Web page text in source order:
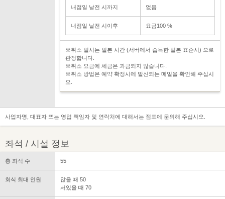
내점일 날전 시까지 없음
내점일 날전 시이후 요금100 %
※취소 일시는 일본 시간 (서버에서 습득한 일본 표준시) 으로
판정합니다.
※취소 요금에 세금은 과금되지 않습니다.
※취소 방법은 예약 확정시에 발신되는 메일을 확인해 주십시
오.
사업자명, 대표자 또는 영업 책임자 및 연락처에 대해서는 점포에 문의해 주십시오.
좌석 / 시설 정보
총 좌석 수 55
회식 최대 인원
앉을 때 50
서있을 때 70